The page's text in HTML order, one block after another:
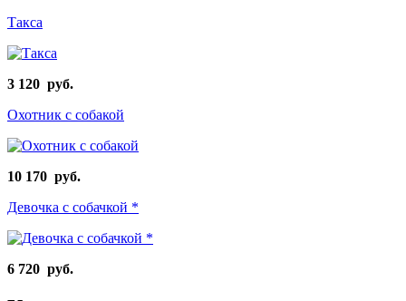
Такса
3 120 руб.
Охотник с собакой
10 170 руб.
Девочка с собачкой *
6 720 руб.